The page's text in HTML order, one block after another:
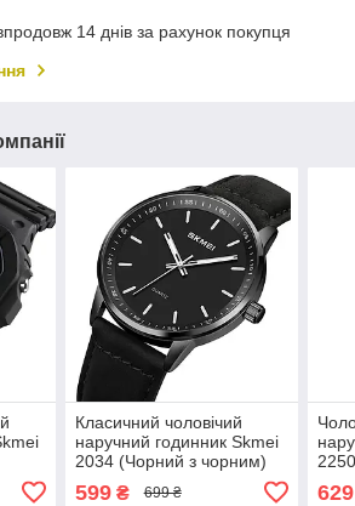
14 днів за рахунок покупця
Класичний чоловічий
наручний годинник Skmei
2034 (Чорний з чорним)
599₴ 699 ₴ 629